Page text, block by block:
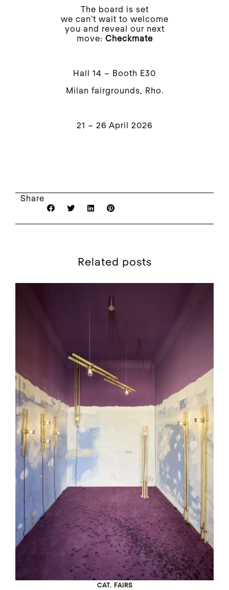
The board is set
we can’t wait to welcome
you and reveal our next
move: Checkmate
Hall 14 – Booth E30
Milan fairgrounds, Rho.
21 – 26 April 2026
Share
Related posts
CAT. FAIRS